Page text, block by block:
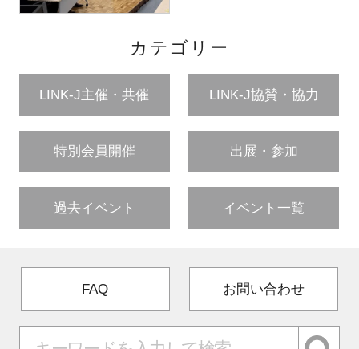
カテゴリー
LINK-J主催・共催 LINK-J協賛・協力
特別会員開催 出展・参加
過去イベント イベント一覧
FAQ お問い合わせ